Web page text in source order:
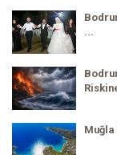
...
Muğla